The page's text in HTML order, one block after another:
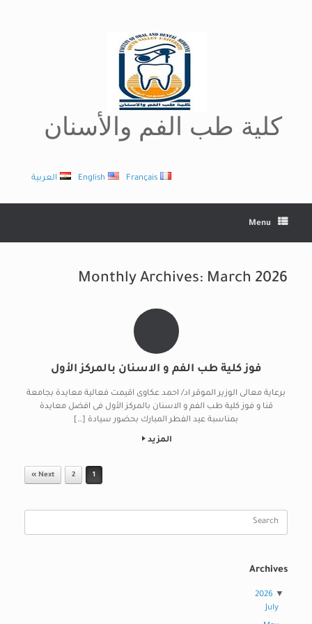
كلية طب الفم والأسنان
العربية English Français
Menu
Monthly Archives: March 2026
فوز كلية طب الفم و الاسنان بالمركز الأول
برعاية معالى الوزير الموقر اد/ احمد عكاوى اقيمت فعالية معايدة بجامعة
قنا و فوز كلية طب الفم و الاسنان بالمركز الأول فى افضل معايدة
بمناسبة عيد الفطر المبارك بحضور سيادة […]
المزيد
1
2
Next »
Archives
2026
July